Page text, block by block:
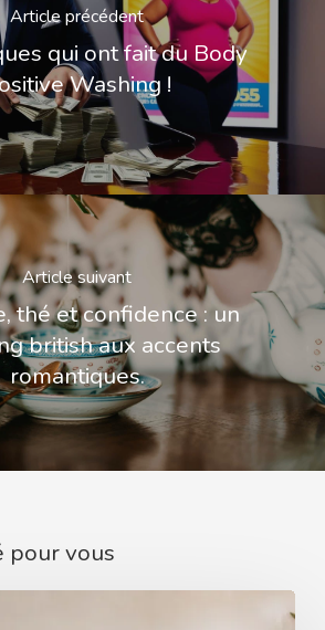
Article précédent
qui ont fait du Body
Washing !
Article suivant
thé et confidence : un
british aux accents
romantiques.
pour vous